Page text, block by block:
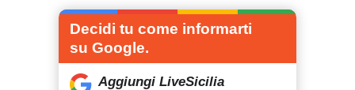
Decidi tu come informarti
su Google.
Aggiungi LiveSicilia